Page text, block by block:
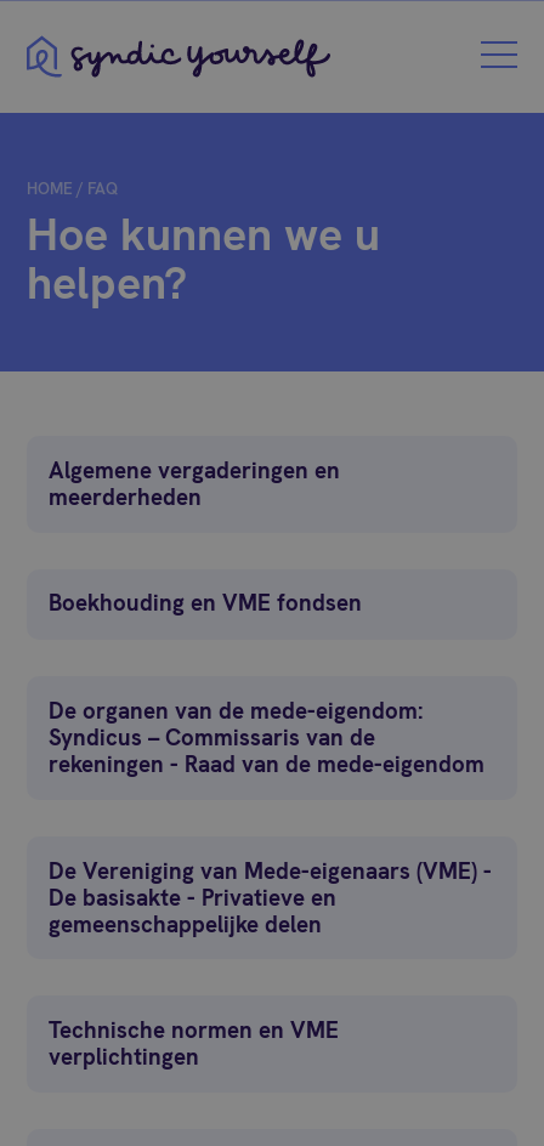
Syndic Yourself
HOME / FAQ
Hoe kunnen we u
helpen?
Algemene vergaderingen en
meerderheden
Boekhouding en VME fondsen
De organen van de mede-eigendom:
Syndicus – Commissaris van de
rekeningen - Raad van de mede-eigendom
De Vereniging van Mede-eigenaars (VME) -
De basisakte - Privatieve en
gemeenschappelijke delen
Technische normen en VME
verplichtingen